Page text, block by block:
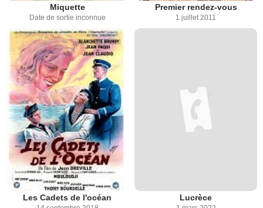
Miquette
Date de sortie inconnue
Premier rendez-vous
1 juillet 2011
Les Cadets de l'océan Lucrèce